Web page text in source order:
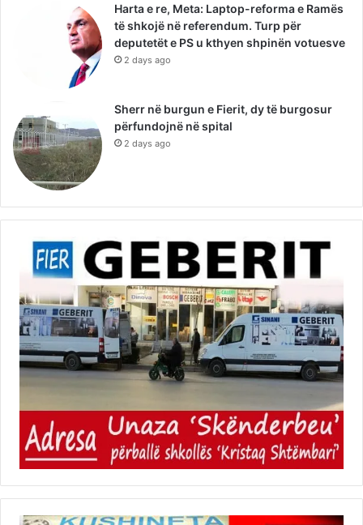
Harta e re, Meta: Laptop-reforma e Ramës
të shkojë në referendum. Turp për
deputetët e PS u kthyen shpinën votuesve
2 days ago
Sherr në burgun e Fierit, dy të burgosur
përfundojnë në spital
2 days ago